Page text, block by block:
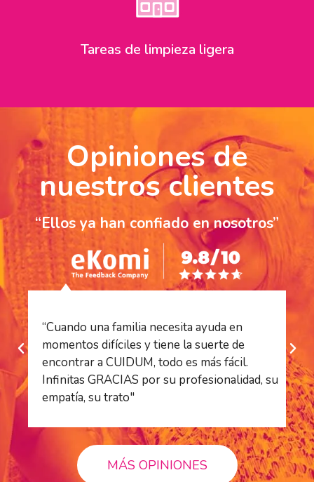
Tareas de limpieza ligera
Opiniones de
nuestros clientes
“Ellos ya han confiado en nosotros”
“Cuando una familia necesita ayuda en
momentos difíciles y tiene la suerte de
encontrar a CUIDUM, todo es más fácil.
Infinitas GRACIAS por su profesionalidad, su
empatía, su trato"
MÁS OPINIONES